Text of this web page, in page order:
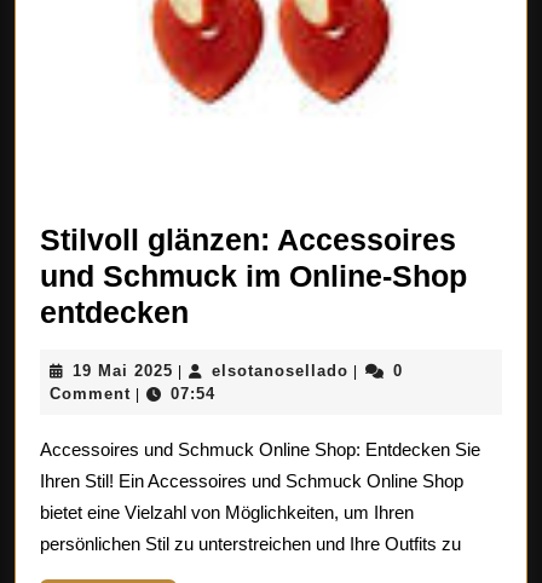
Stilvoll glänzen: Accessoires
und Schmuck im Online-Shop
entdecken
Accessoires
Schmuck
im
Online-
19 Mai 2025 19
Mai
| elsotanosellado elsotanosellado
|
0
Comment | 07:54
Accessoires und Schmuck Online Shop: Entdecken Sie
Ihren Stil! Ein Accessoires und Schmuck Online Shop
bietet eine Vielzahl von Möglichkeiten, um Ihren
persönlichen Stil zu unterstreichen und Ihre Outfits zu